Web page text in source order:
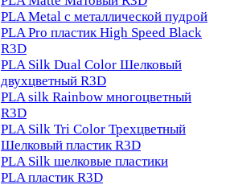
PLA Metal с металлической пудрой
PLA Pro пластик High Speed Black
R3D
PLA Silk Dual Color Шелковый
двухцветный R3D
PLA silk Rainbow многоцветный
R3D
PLA Silk Tri Color Трехцветный
Шелковый пластик R3D
PLA Silk шелковые пластики
PLA пластик R3D